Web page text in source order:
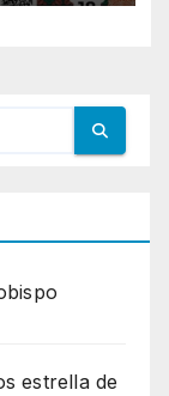
estrella de